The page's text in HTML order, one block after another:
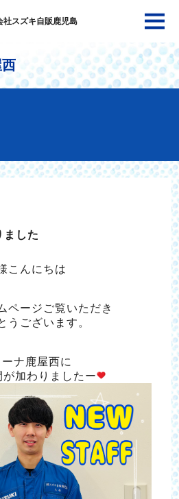
社スズキ自販鹿児島
ました
こんにちは
ページご覧いただき
うございます。
ナ鹿屋西に
が加わりましたー